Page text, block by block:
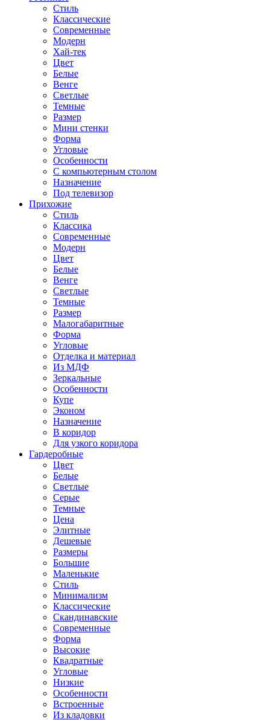
Стиль
Классические
Современные
Модерн
Хай-тек
Цвет
Белые
Венге
Светлые
Темные
Размер
Мини стенки
Форма
Угловые
Особенности
С компьютерным столом
Назначение
Под телевизор
Прихожие
Стиль
Классика
Современные
Модерн
Цвет
Белые
Венге
Светлые
Темные
Размер
Малогабаритные
Форма
Угловые
Отделка и материал
Из МДФ
Зеркальные
Особенности
Купе
Эконом
Назначение
В коридор
Для узкого коридора
Гардеробные
Цвет
Белые
Светлые
Серые
Темные
Цена
Элитные
Дешевые
Размеры
Большие
Маленькие
Стиль
Минимализм
Классические
Скандинавские
Современные
Форма
Высокие
Квадратные
Угловые
Низкие
Особенности
Встроенные
Из кладовки